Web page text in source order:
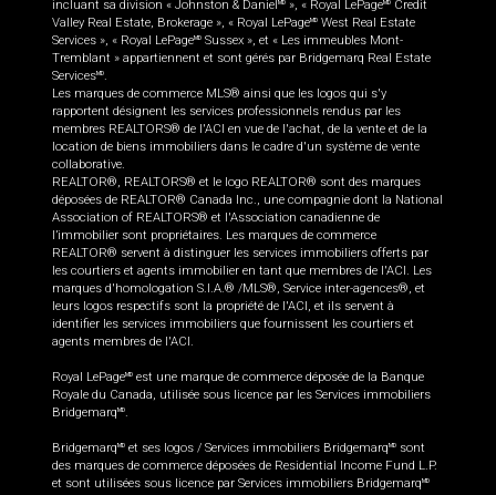
incluant sa division « Johnston & Daniel MD », « Royal LePageMD
Credit
Valley Real Estate, Brokerage », « Royal LePageMD West Real Estate
Services », « Royal LePageMD Sussex », et « Les immeubles Mont-
Tremblant » appartiennent et sont gérés par Bridgemarq Real Estate
ServicesMD.
Les marques de commerce MLS® ainsi que les logos qui s'y
rapportent désignent les services professionnels rendus par les
membres REALTORS® de l'ACI en vue de l'achat, de la vente et de la
location de biens immobiliers dans le cadre d'un système de vente
collaborative.
REALTOR®, REALTORS® et le logo REALTOR® sont des marques
déposées de REALTOR® Canada Inc., une compagnie dont la National
Association of REALTORS® et l'Association canadienne de
l’immobilier sont propriétaires. Les marques de commerce
REALTOR® servent à distinguer les services immobiliers offerts par
les courtiers et agents immobilier en tant que membres de l'ACI. Les
marques d'homologation S.I.A.® /MLS®, Service inter-agences®, et
leurs logos respectifs sont la propriété de l'ACI, et ils servent à
identifier les services immobiliers que fournissent les courtiers et
agents membres de l'ACI.
Royal LePageMD est une marque de commerce déposée de la Banque
Royale du Canada, utilisée sous licence par les Services immobiliers
BridgemarqMD.
BridgemarqMD et ses logos / Services immobiliers BridgemarqMD
sont
des marques de commerce déposées de Residential Income Fund L.P.
et sont utilisées sous licence par Services immobiliers BridgemarqMD